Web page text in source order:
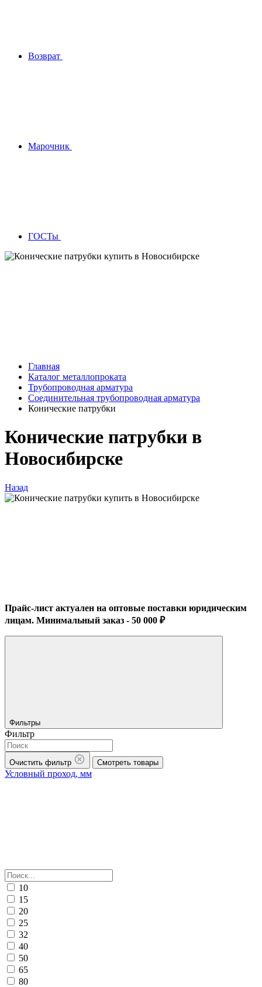
Возврат
Марочник
ГОСТы
Главная
Каталог металлопроката
Трубопроводная арматура
Соединительная трубопроводная арматура
Конические патрубки
Конические патрубки в
Новосибирске
Назад
Прайс-лист актуален на оптовые поставки юридическим
лицам. Минимальный заказ - 50 000 ₽
Фильтры
Фильтр
Очистить фильтр Смотреть товары
Условный проход, мм
10
15
20
25
32
40
50
65
80